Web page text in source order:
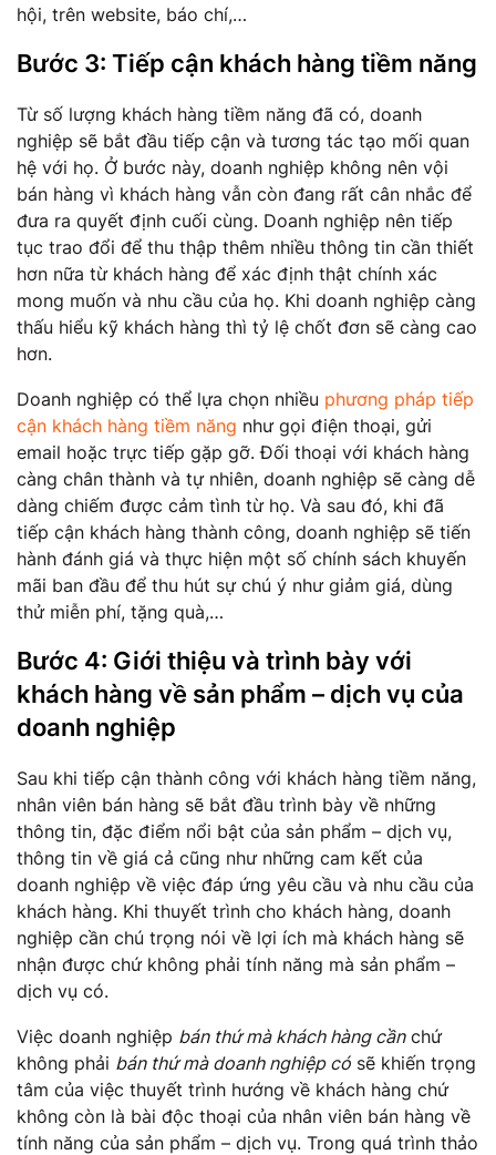
hội, trên website, báo chí,…
Bước 3: Tiếp cận khách hàng tiềm năng
Từ số lượng khách hàng tiềm năng đã có, doanh
nghiệp sẽ bắt đầu tiếp cận và tương tác tạo mối quan
hệ với họ. Ở bước này, doanh nghiệp không nên vội
bán hàng vì khách hàng vẫn còn đang rất cân nhắc để
đưa ra quyết định cuối cùng. Doanh nghiệp nên tiếp
tục trao đổi để thu thập thêm nhiều thông tin cần thiết
hơn nữa từ khách hàng để xác định thật chính xác
mong muốn và nhu cầu của họ. Khi doanh nghiệp càng
thấu hiểu kỹ khách hàng thì tỷ lệ chốt đơn sẽ càng cao
hơn.
Doanh nghiệp có thể lựa chọn nhiều phương pháp tiếp
cận khách hàng tiềm năng như gọi điện thoại, gửi
email hoặc trực tiếp gặp gỡ. Đối thoại với khách hàng
càng chân thành và tự nhiên, doanh nghiệp sẽ càng dễ
dàng chiếm được cảm tình từ họ. Và sau đó, khi đã
tiếp cận khách hàng thành công, doanh nghiệp sẽ tiến
hành đánh giá và thực hiện một số chính sách khuyến
mãi ban đầu để thu hút sự chú ý như giảm giá, dùng
thử miễn phí, tặng quà,…
Bước 4: Giới thiệu và trình bày với
khách hàng về sản phẩm – dịch vụ của
doanh nghiệp
Sau khi tiếp cận thành công với khách hàng tiềm năng,
nhân viên bán hàng sẽ bắt đầu trình bày về những
thông tin, đặc điểm nổi bật của sản phẩm – dịch vụ,
thông tin về giá cả cũng như những cam kết của
doanh nghiệp về việc đáp ứng yêu cầu và nhu cầu của
khách hàng. Khi thuyết trình cho khách hàng, doanh
nghiệp cần chú trọng nói về lợi ích mà khách hàng sẽ
nhận được chứ không phải tính năng mà sản phẩm –
dịch vụ có.
Việc doanh nghiệp bán thứ mà khách hàng cầnchứ
không phải bán thứ mà doanh nghiệp có sẽ khiến trọng
tâm của việc thuyết trình hướng về khách hàng chứ
không còn là bài độc thoại của nhân viên bán hàng về
tính năng của sản phẩm – dịch vụ. Trong quá trình thảo